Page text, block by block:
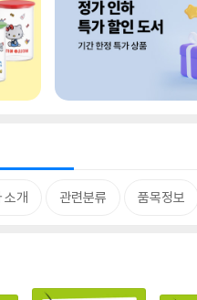
소개 관련분류 품목정보